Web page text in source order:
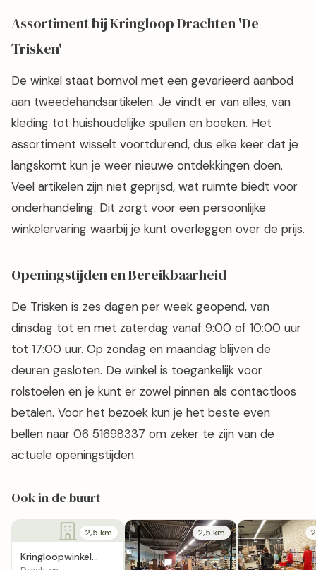
Assortiment bij Kringloop Drachten 'De
Trisken'
De winkel staat bomvol met een gevarieerd aanbod
aan tweedehandsartikelen. Je vindt er van alles, van
kleding tot huishoudelijke spullen en boeken. Het
assortiment wisselt voortdurend, dus elke keer dat je
langskomt kun je weer nieuwe ontdekkingen doen.
Veel artikelen zijn niet geprijsd, wat ruimte biedt voor
onderhandeling. Dit zorgt voor een persoonlijke
winkelervaring waarbij je kunt overleggen over de prijs.
Openingstijden en Bereikbaarheid
De Trisken is zes dagen per week geopend, van
dinsdag tot en met zaterdag vanaf 9:00 of 10:00 uur
tot 17:00 uur. Op zondag en maandag blijven de
deuren gesloten. De winkel is toegankelijk voor
rolstoelen en je kunt er zowel pinnen als contactloos
betalen. Voor het bezoek kun je het beste even
bellen naar 06 51698337 om zeker te zijn van de
actuele openingstijden.
Ook in de buurt
2,5 km
Kringloopwinkel
2,5 km